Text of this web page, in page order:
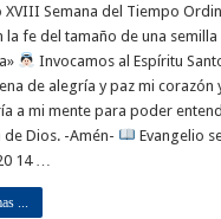
XVIII Semana del Tiempo
la fe del tamaño de una semilla
Invocamos al Espíritu
de alegría y paz mi corazón
a mi mente para poder
de Dios. -Amén-
Evangelio
14 …
...